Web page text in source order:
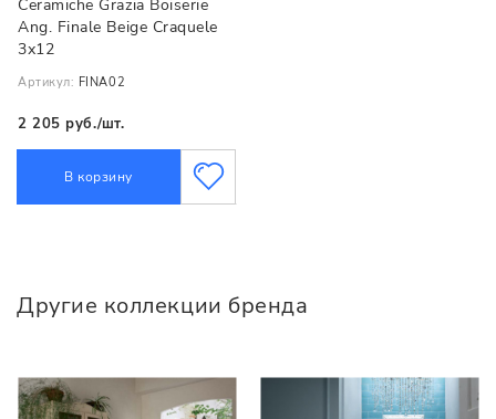
Ceramiche Grazia Boiserie
Ang. Finale Beige Craquele
3х12
Артикул: FINA02
2 205 руб./шт.
В корзину
Другие коллекции бренда